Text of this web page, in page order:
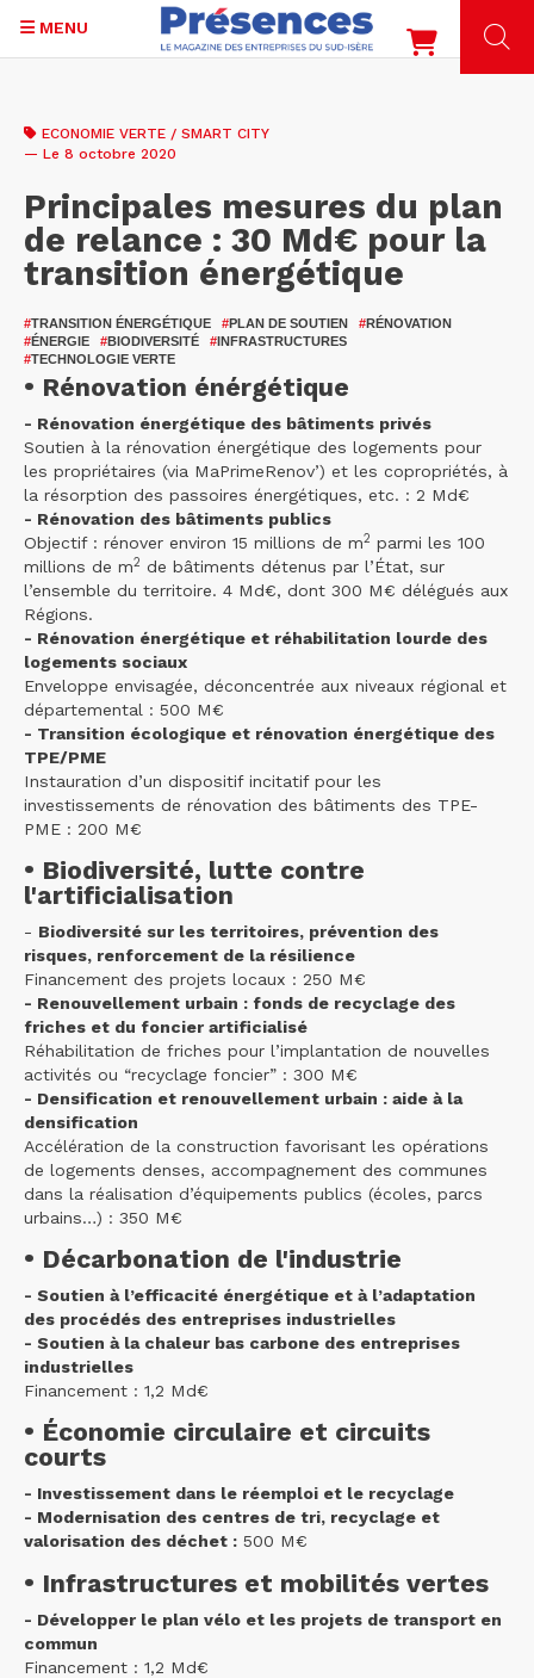
contenu
MENU
ECONOMIE VERTE / SMART CITY
— Le 8 octobre 2020
Principales mesures du plan
de relance : 30 Md€ pour la
transition énergétique
#TRANSITION ÉNERGÉTIQUE #PLAN DE SOUTIEN #RÉNOVATION
#ÉNERGIE #BIODIVERSITÉ #INFRASTRUCTURES
#TECHNOLOGIE VERTE
• Rénovation énérgétique
- Rénovation énergétique des bâtiments privés
Soutien à la rénovation énergétique des logements pour
les propriétaires (via MaPrimeRenov’) et les copropriétés, à
la résorption des passoires énergétiques, etc. : 2 Md€
- Rénovation des bâtiments publics
Objectif : rénover environ 15 millions de m2 parmi les 100
millions de m2 de bâtiments détenus par l’État, sur
l’ensemble du territoire. 4 Md€, dont 300 M€ délégués aux
Régions.
- Rénovation énergétique et réhabilitation lourde des
logements sociaux
Enveloppe envisagée, déconcentrée aux niveaux régional et
départemental : 500 M€
- Transition écologique et rénovation énergétique des
TPE/PME
Instauration d’un dispositif incitatif pour les
investissements de rénovation des bâtiments des TPE-
PME : 200 M€
• Biodiversité, lutte contre
l'artificialisation
- Biodiversité sur les territoires, prévention des
risques, renforcement de la résilience
Financement des projets locaux : 250 M€
- Renouvellement urbain : fonds de recyclage des
friches et du foncier artificialisé
Réhabilitation de friches pour l’implantation de nouvelles
activités ou “recyclage foncier” : 300 M€
- Densification et renouvellement urbain : aide à la
densification
Accélération de la construction favorisant les opérations
de logements denses, accompagnement des communes
dans la réalisation d’équipements publics (écoles, parcs
urbains…) : 350 M€
• Décarbonation de l'industrie
- Soutien à l’efficacité énergétique et à l’adaptation
des procédés des entreprises industrielles
- Soutien à la chaleur bas carbone des entreprises
industrielles
Financement : 1,2 Md€
• Économie circulaire et circuits
courts
- Investissement dans le réemploi et le recyclage
- Modernisation des centres de tri, recyclage et
valorisation des déchet : 500 M€
• Infrastructures et mobilités vertes
- Développer le plan vélo et les projets de transport en
commun
Financement : 1,2 Md€